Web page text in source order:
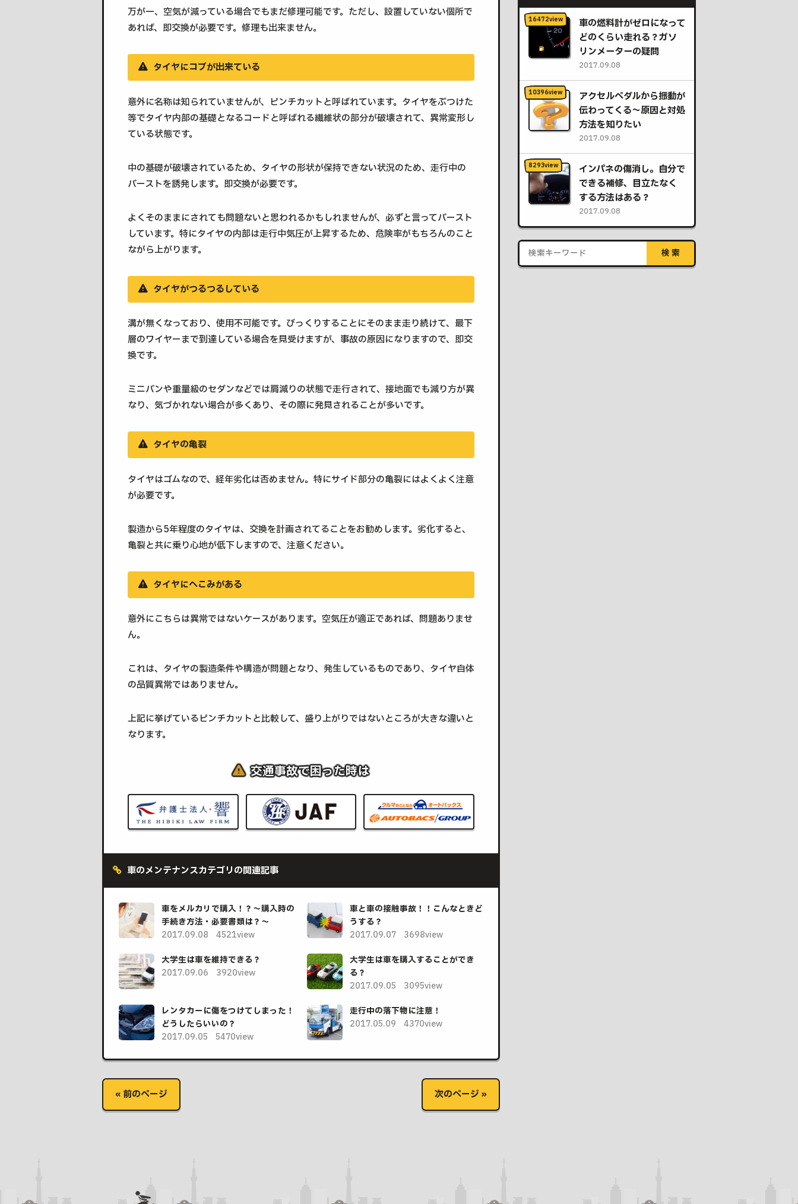
万が一、空気が減っている場合でもまだ修理可能です。ただし、設置していない個所で
あれば、即交換が必要です。修理も出来ません。
タイヤにコブが出来ている
意外に名称は知られていませんが、ピンチカットと呼ばれています。タイヤをぶつけた
等でタイヤ内部の基礎となるコードと呼ばれる繊維状の部分が破壊されて、異常変形し
ている状態です。
中の基礎が破壊されているため、タイヤの形状が保持できない状況のため、走行中の
バーストを誘発します。即交換が必要です。
よくそのままにされても問題ないと思われるかもしれませんが、必ずと言ってバースト
しています。特にタイヤの内部は走行中気圧が上昇するため、危険率がもちろんのこと
ながら上がります。
タイヤがつるつるしている
溝が無くなっており、使用不可能です。びっくりすることにそのまま走り続けて、最下
層のワイヤーまで到達している場合を見受けますが、事故の原因になりますので、即交
換です。
ミニバンや重量級のセダンなどでは肩減りの状態で走行されて、接地面でも減り方が異
なり、気づかれない場合が多くあり、その際に発見されることが多いです。
タイヤの亀裂
タイヤはゴムなので、経年劣化は否めません。特にサイド部分の亀裂にはよくよく注意
が必要です。
製造から5年程度のタイヤは、交換を計画されてることをお勧めします。劣化すると、
亀裂と共に乗り心地が低下しますので、注意ください。
タイヤにへこみがある
意外にこちらは異常ではないケースがあります。空気圧が適正であれば、問題ありませ
ん。
これは、タイヤの製造条件や構造が問題となり、発生しているものであり、タイヤ自体
の品質異常ではありません。
上記に挙げているピンチカットと比較して、盛り上がりではないところが大きな違いと
なります。
交通事故で困った時は
車のメンテナンスカテゴリの関連記事
車をメルカリで購入！？～購入時の
手続き方法・必要書類は？～
2017.09.08
4521view
車と車の接触事故！！こんなときど
うする？
2017.09.07
3698view
大学生は車を維持できる？
2017.09.06
3920view
大学生は車を購入することができ
る？
2017.09.05
3095view
レンタカーに傷をつけてしまった！
どうしたらいいの？
2017.09.05
5470view
走行中の落下物に注意！
2017.05.09
4370view
« 前のページ 次のページ »
車の燃料計がゼロになって
どのくらい走れる？ガソ
リンメーターの疑問
2017.09.08
アクセルペダルから振動が
伝わってくる〜原因と対処
方法を知りたい
2017.09.08
インパネの傷消し。自分で
できる補修、目立たなく
する方法はある？
2017.09.08